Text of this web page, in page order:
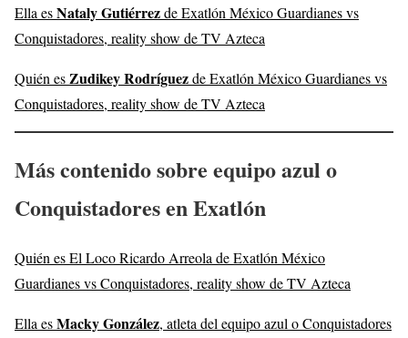
Ella esNataly Gutiérrezde Exatlón México Guardianes vs
Conquistadores, reality show de TV Azteca
Quién es Zudikey Rodríguezde Exatlón México Guardianes vs
Conquistadores, reality show de TV Azteca
Más contenido sobre equipo azul o
Conquistadores en Exatlón
Quién es El Loco Ricardo Arreola de Exatlón México
Guardianes vs Conquistadores, reality show de TV Azteca
Ella esMacky González, atleta del equipo azul o Conquistadores